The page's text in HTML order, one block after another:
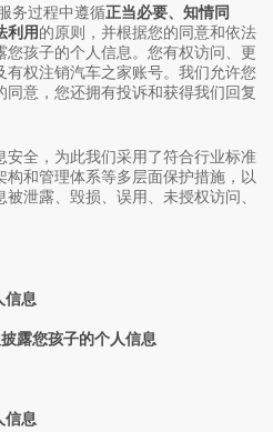
务过程中遵循正当必要、知情同
利用的原则，并根据您的同意和依法
孩子的个人信息。您有权访问、更
权注销汽车之家账号。我们允许您
意，您还拥有投诉和获得我们回复
安全，为此我们采用了符合行业标准
和管理体系等多层面保护措施，以
泄露、毁损、误用、未授权访问、
信息
露您孩子的个人信息
信息